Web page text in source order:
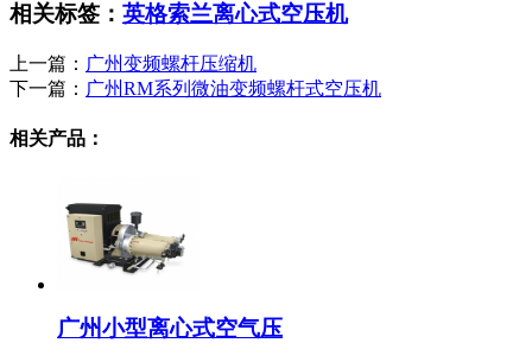
相关标签： 英格索兰离心式空压机
上一篇： 广州变频螺杆压缩机
下一篇： 广州RM系列微油变频螺杆式空压机
相关产品：
广州小型离心式空气压